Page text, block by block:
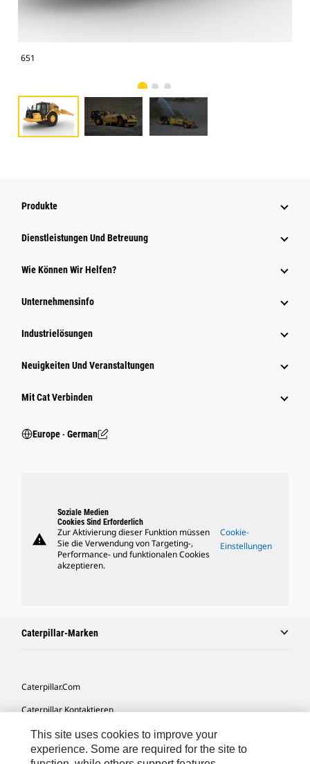
651
Produkte
Dienstleistungen Und Betreuung
Wie Können Wir Helfen?
Unternehmensinfo
Industrielösungen
Neuigkeiten Und Veranstaltungen
Mit Cat Verbinden
Europe ‧ German
warning
Soziale Medien
Cookies Sind Erforderlich
Zur Aktivierung dieser Funktion müssen
Sie die Verwendung von Targeting-,
Performance- und funktionalen Cookies
akzeptieren.
Cookie-
Einstellungen
Caterpillar-Marken
Caterpillar.com
Caterpillar Kontaktieren
Meine Marketing-Präferenzen
Seitenübersicht
This site uses cookies to improve your
experience. Some are required for the site to